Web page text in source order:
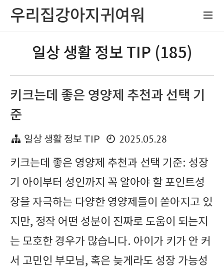
우리집강아지귀여워
일상 생활 정보 TIP (185)
키크는데 좋은 영양제 추천과 선택 기
준
일상 생활 정보 TIP
2025.05.28
키크는데 좋은 영양제 추천과 선택 기준: 성장
기 아이부터 성인까지 꼭 알아야 할 포인트성
장을 자극하는 다양한 영양제들이 쏟아지고 있
지만, 정작 어떤 성분이 진짜로 도움이 되는지
는 모호한 경우가 많습니다. 아이가 키가 안 커
서 고민인 부모님, 혹은 늦게라도 성장 가능성